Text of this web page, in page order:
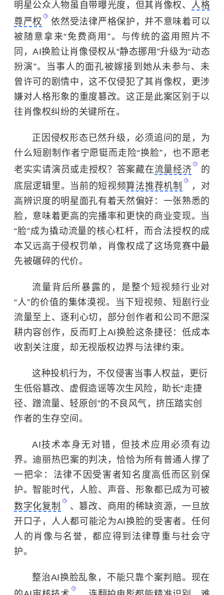
明星公众人物虽自带曝光度，但其 肖像权、
人格
尊严权
依然受法律严格保护，并不意味着可以
被随意拿来“免费商用”。与传统的盗用照片不
同，AI换脸让肖像侵权从“静态挪用”升级为“动态
扮演”。当事人的面孔被嫁接到她从未参与、未
曾许可的剧情中，这不仅侵犯了其肖像权，更涉
嫌对人格形象的重度篡改。这正是此案区别于以
往肖像权纠纷的关键所在。
正因侵权形态已然升级，必须追问的是，为
什么短剧制作者宁愿铤而走险“换脸”，也不愿老
老实实请演员或走授权？答案藏在流量经济
的
底层逻辑里。当前的短视频算法推荐机制
，对
高辨识度的明星面孔有着天然偏好：一张熟悉的
脸，意味着更高的完播率和更快的商业变现。当
“脸”成为撬动流量的核心杠杆，而合法授权的成
本又远高于侵权罚单，肖像权成了这场竞赛中最
先被碾碎的代价。
流量背后所暴露的，是整个短视频行业对
“人”的价值的集体漠视。当下短视频、短剧行业
流量至上、逐利心切，部分创作者和公司不愿深
耕内容创作，反而盯上AI换脸这条捷径：低成本
收割关注度，却无视版权边界与法律约束。
这种投机行为，不仅侵害当事人权益，更衍
生低俗篡改、虚假造谣等次生风险，助长“走捷
径、蹭流量、轻原创”的不良风气，挤压踏实创
作者的生存空间。
AI技术本身无对错，但技术应用必须有边
界。迪丽热巴案的判决，恰恰为所有普通人撑了
一把伞：法律不因受害者知名度高低而区别保
护。智能时代，人脸、声音、形象都已成为可被
数字化复制
、篡改、商用的稀缺资源，一旦放
开口子，人人都可能沦为AI换脸的受害者。任何
人的肖像与名誉，都应得到法律尊重与社会守
护。
整治AI换脸乱象，不能只靠个案判赔。现在